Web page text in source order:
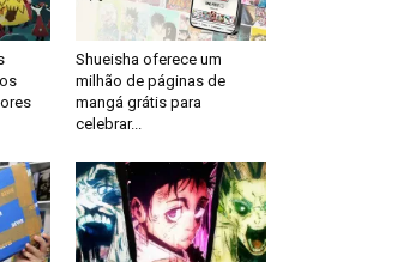
Shueisha oferece um
milhão de páginas de
mangá grátis para
celebrar...